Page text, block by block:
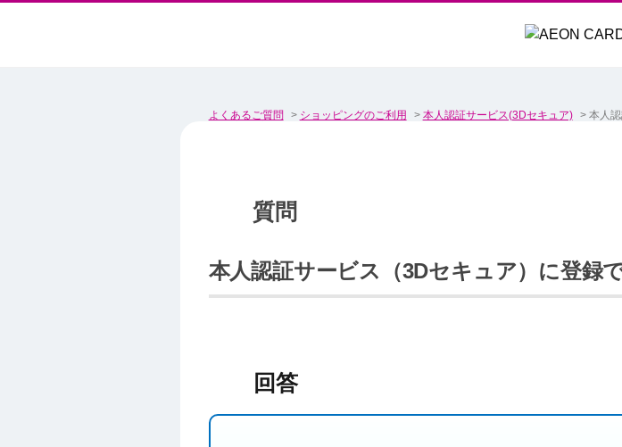
よくあるご質問 > ショッピングのご利用 > 本人認証サービス(3Dセキュア) > 本人
本人認証サービス（3Dセキュア）に登録